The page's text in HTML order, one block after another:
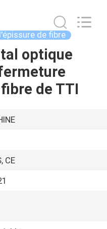
de fibre
optique
de TTI
CE